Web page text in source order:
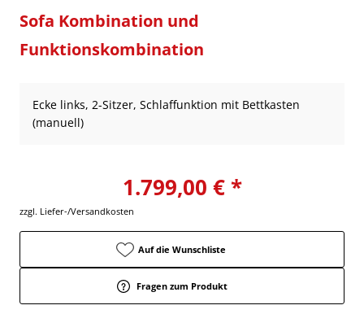
Sofa Kombination und
Funktionskombination
Ecke links, 2-Sitzer, Schlaffunktion mit Bettkasten
(manuell)
1.799,00 € *
zzgl. Liefer-/Versandkosten
Auf die Wunschliste
Fragen zum Produkt